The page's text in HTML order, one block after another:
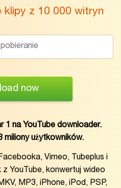
klipy z 10 000 witryn
now
1 na YouTube downloader.
miliony użytkowników.
Vimeo, Tubeplus i
YouTube, konwertuj wideo
MP3, iPhone, iPod, PSP,